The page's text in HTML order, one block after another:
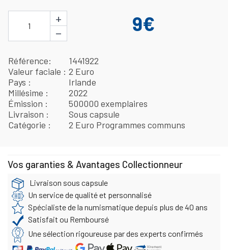
1
+
−
9€
Référence
1441922
Valeur faciale
2 Euro
Pays
Irlande
Millésime
2022
Émission
500000 exemplaires
Livraison
Sous capsule
Catégorie
2 Euro Programmes communs
Vos garanties & Avantages Collectionneur
Livraison sous capsule
Un service de qualité et personnalisé
Spécialiste de la numismatique depuis plus de 40 ans
Satisfait ou Remboursé
Une sélection rigoureuse par des experts confirmés